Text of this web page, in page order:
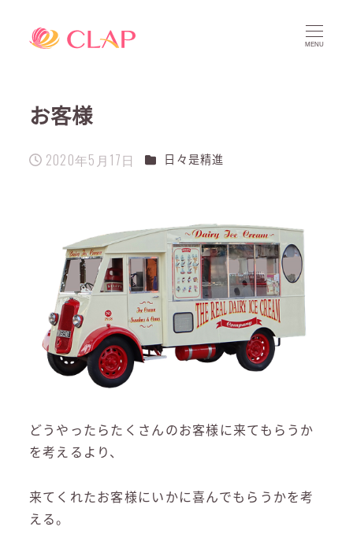
MENU
お客様
投稿日
2020年5月17日 カテゴリー
日々是精進
どうやったらたくさんのお客様に来てもらうか
を考えるより、
来てくれたお客様にいかに喜んでもらうかを考
える。